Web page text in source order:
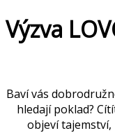
Výzva
Baví vás
hledají poklad?
objeví